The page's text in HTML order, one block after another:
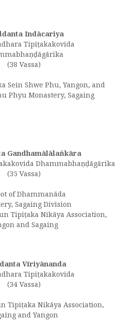
Indācariya
Tipiṭakakovida
(38 Vassa)
Sein Shwe Phu, Yangon, and
Phyu Monastery, Sagaing
Gandhamālālaṅkāra
Dhammabhaṇḍāgārika
(35 Vassa)
of Dhammanāda
Sagaing Division
Tipiṭaka Nikāya Association,
and Sagaing
Vīriyānanda
Tipiṭakakovida
(34 Vassa)
Tipiṭaka Nikāya Association,
and Yangon